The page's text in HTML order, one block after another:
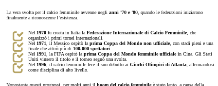
La vera svolta per il calcio femminile avvenne negli anni ’70 e ’80 , quando le federazioni iniziarono
finalmente a riconoscerne l’esistenza.
Nel 1970 fu creata in Italia la Federazione Internazionale di Calcio Femminile, che
organizzò i primi tornei internazionali.
Nel 1971 , il Messico ospitò la prima Coppa del Mondo non ufficiale, con stadi pieni e una
finale che attirò più di 100.000 spettatori
Nel 1991 , la FIFA ospitò la prima Coppa del Mondo femminile ufficialein Cina. Gli Stati
Uniti vinsero il titolo e il torneo segnò una svolta.
Nel 1996 , il calcio femminile fece il suo debutto ai Giochi Olimpici di Atlanta , affermandosi
come disciplina di alto livello.
Nonostante questi progressi, per molti anni il boom del calcio femminileè stato lento, a causa della